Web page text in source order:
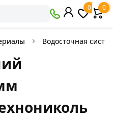
0 0
Водосточная